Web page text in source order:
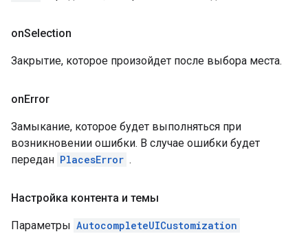
onSelection
Закрытие, которое произойдет после выбора места.
onError
Замыкание, которое будет выполняться при
возникновении ошибки. В случае ошибки будет
передан PlacesError .
Настройка контента и темы
Параметры AutocompleteUICustomization